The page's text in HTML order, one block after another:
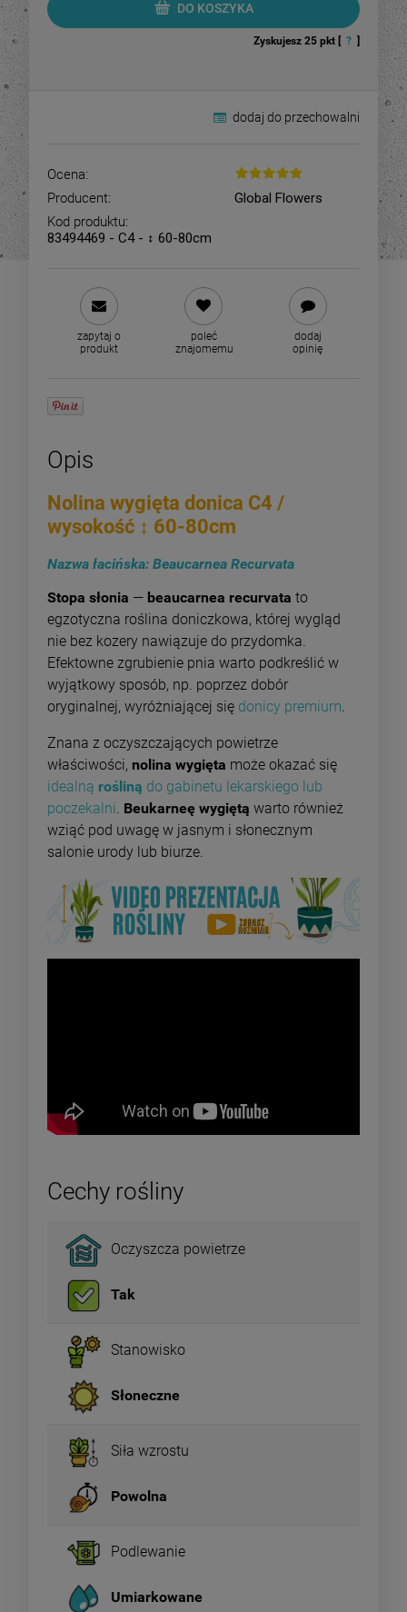
DO KOSZYKA
Zyskujesz 25 pkt [ ? ]
dodaj do przechowalni
Ocena:
Producent:
Global Flowers
Kod produktu:
83494469 - C4 - ↕ 60-80cm
zapytaj o
produkt
poleć
znajomemu
dodaj
opinię
Opis
Nolina wygięta donica C4 /
wysokość ↕ 60-80cm
Nazwa łacińska: Beaucarnea Recurvata
Stopa słonia — beaucarnea recurvata to
egzotyczna roślina doniczkowa, której wygląd
nie bez kozery nawiązuje do przydomka.
Efektowne zgrubienie pnia warto podkreślić w
wyjątkowy sposób, np. poprzez dobór
oryginalnej, wyróżniającej się donicy premium.
Znana z oczyszczających powietrze
właściwości, nolina wygięta może okazać się
idealną rośliną do gabinetu lekarskiego lub
poczekalni. Beukarneę wygiętą warto również
wziąć pod uwagę w jasnym i słonecznym
salonie urody lub biurze.
Cechy rośliny
Oczyszcza powietrze
Tak
Stanowisko
Słoneczne
Siła wzrostu
Powolna
Podlewanie
Umiarkowane